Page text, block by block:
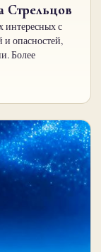
Стрельцов
интересных с
и опасностей,
Более